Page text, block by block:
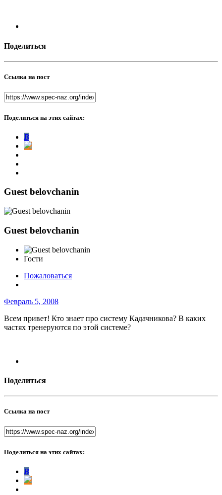
Поделиться
Ссылка на пост
Поделиться на этих сайтах:
В
Guest belovchanin
Guest belovchanin
Гости
Пожаловаться
Февраль 5, 2008
Всем привет! Кто знает про систему Кадачникова? В каких
частях тренеруются по этой системе?
Поделиться
Ссылка на пост
Поделиться на этих сайтах:
В